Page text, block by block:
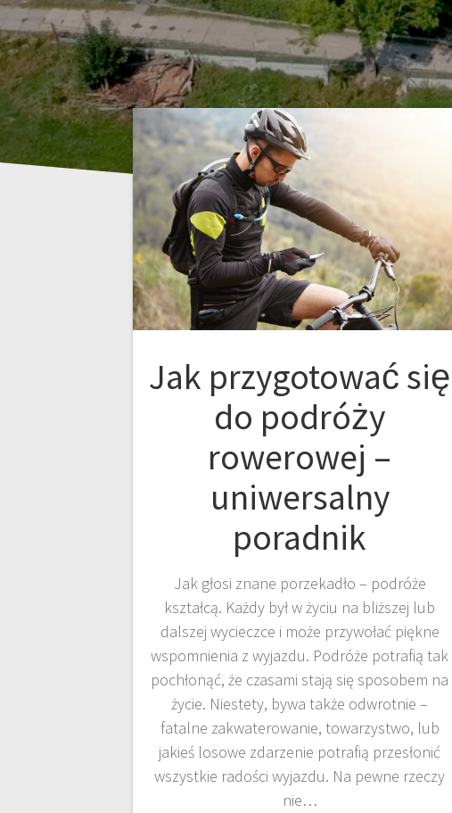
Jak przygotować się
do podróży
rowerowej –
uniwersalny
poradnik
Jak głosi znane porzekadło – podróże
kształcą. Każdy był w życiu na bliższej lub
dalszej wycieczce i może przywołać piękne
wspomnienia z wyjazdu. Podróże potrafią tak
pochłonąć, że czasami stają się sposobem na
życie. Niestety, bywa także odwrotnie –
fatalne zakwaterowanie, towarzystwo, lub
jakieś losowe zdarzenie potrafią przesłonić
wszystkie radości wyjazdu. Na pewne rzeczy
nie…